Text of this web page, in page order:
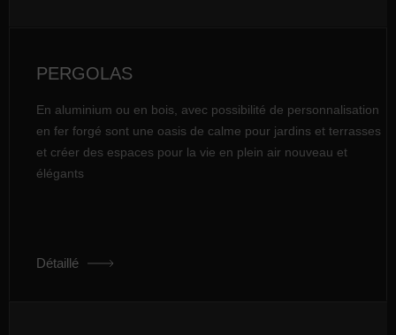
PERGOLAS
En aluminium ou en bois, avec possibilité de personnalisation
en fer forgé sont une oasis de calme pour jardins et terrasses
et créer des espaces pour la vie en plein air nouveau et
élégants
Détaillé